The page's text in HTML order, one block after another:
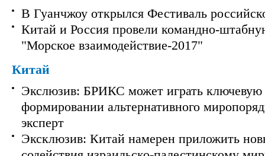
В Гуанчжоу открылся Фестиваль
Китай и Россия провели командно-
"Морское взаимодействие-2017"
Китай
Экслюзив: БРИКС может играть ключевую
формировании альтернативного
эксперт
Эксклюзив: Китай намерен приложить